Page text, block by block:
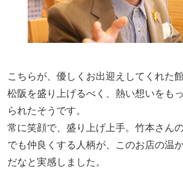
こちらが、優しくお出迎えしてくれた
松阪を盛り上げるべく、熱い想いをも
られたそうです。
常に笑顔で、盛り上げ上手。竹本さん
でも仲良くする人柄が、このお店の温
だなと実感しました。